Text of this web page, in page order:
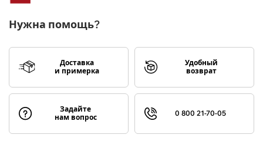
Нужна помощь?
Доставка
и примерка
Удобный
возврат
Задайте
нам вопрос
0 800 21-70-05